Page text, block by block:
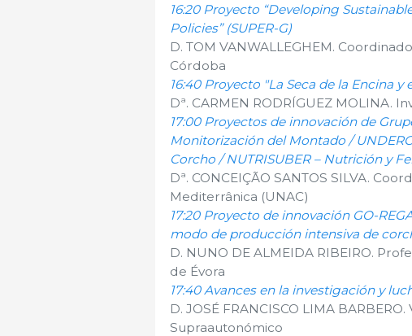
16:20 Proyecto “Developing
Policies” (SUPER-G)
D. TOM VANWALLEGHEM.
Córdoba
16:40 Proyecto "La Seca de la Encina
Dª. CARMEN RODRÍGUEZ MOLINA.
17:00 Proyectos de innovación de
Monitorización del Montado /
Corcho / NUTRISUBER – Nutrición y
Dª. CONCEIÇÃO SANTOS SILVA.
Mediterrânica (UNAC)
17:20 Proyecto de innovación GO-
modo de producción intensiva de
D. NUNO DE ALMEIDA RIBEIRO.
de Évora
17:40 Avances en la investigación y
D. JOSÉ FRANCISCO LIMA
Supraautonómico